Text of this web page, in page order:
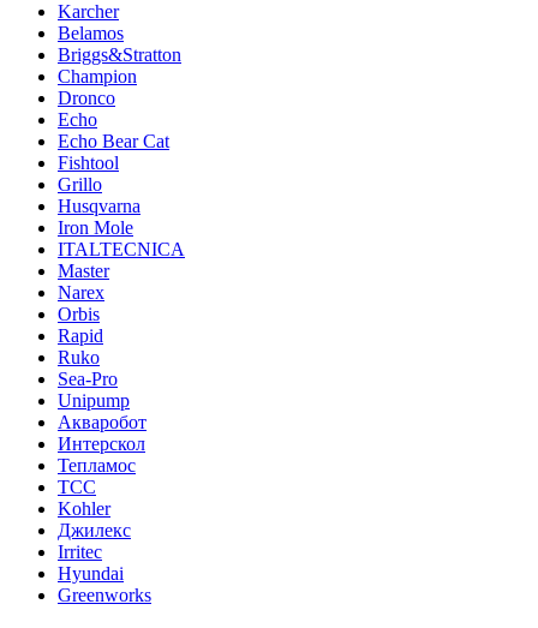
Karcher
Belamos
Briggs&Stratton
Champion
Dronco
Echo
Echo Bear Cat
Fishtool
Grillo
Husqvarna
Iron Mole
ITALTECNICA
Master
Narex
Orbis
Rapid
Ruko
Sea-Pro
Unipump
Акваробот
Интерскол
Тепламос
ТСС
Kohler
Джилекс
Irritec
Hyundai
Greenworks